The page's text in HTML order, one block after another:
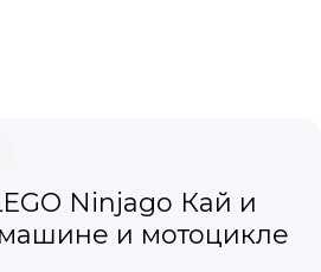
Ninjago Кай и
и мотоцикле